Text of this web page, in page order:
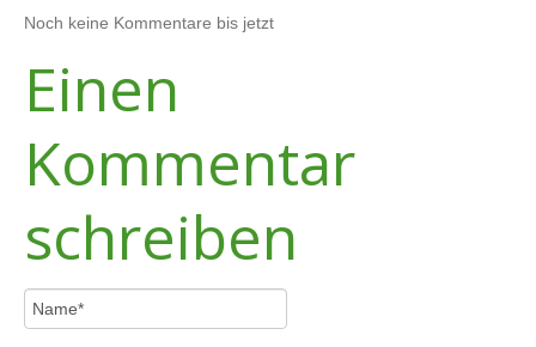
Noch keine Kommentare bis jetzt
Einen
Kommentar
schreiben